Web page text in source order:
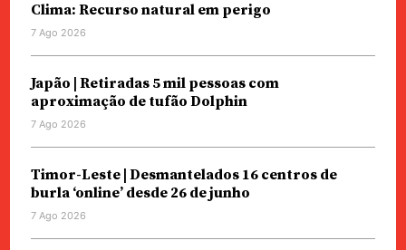
Clima: Recurso natural em perigo
7 Ago 2026
Japão | Retiradas 5 mil pessoas com
aproximação de tufão Dolphin
7 Ago 2026
Timor-Leste | Desmantelados 16 centros de
burla ‘online’ desde 26 de junho
7 Ago 2026